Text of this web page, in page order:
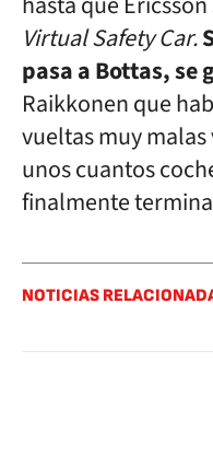
Virtual Safety Car.
pasa a Bottas, se
Raikkonen que
vueltas muy
unos cuantos
finalmente
NOTICIAS